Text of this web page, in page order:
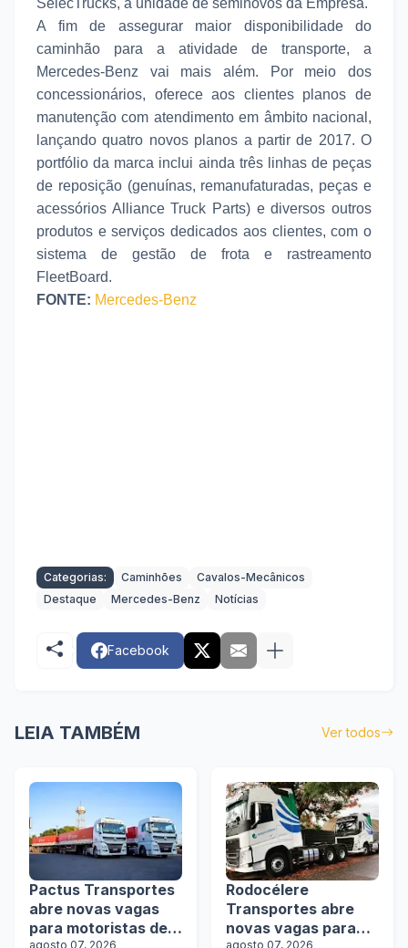
A fim de assegurar maior disponibilidade do
caminhão para a atividade de transporte, a
Mercedes-Benz vai mais além. Por meio dos
concessionários, oferece aos clientes planos de
manutenção com atendimento em âmbito nacional,
lançando quatro novos planos a partir de 2017. O
portfólio da marca inclui ainda três linhas de peças
de reposição (genuínas, remanufaturadas, peças e
acessórios Alliance Truck Parts) e diversos outros
produtos e serviços dedicados aos clientes, com o
sistema de gestão de frota e rastreamento
FleetBoard.
FONTE: Mercedes-Benz
Categorias: Caminhões
Cavalos-Mecânicos
Destaque
Mercedes-Benz Notícias
Facebook
LEIA TAMBÉM Ver todos
Pactus Transportes
abre novas vagas
para motoristas de
agosto 07, 2026
Rodocélere
Transportes abre
novas vagas para
agosto 07, 2026